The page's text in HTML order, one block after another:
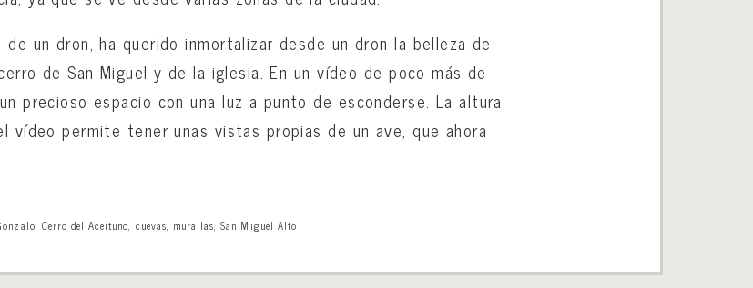
un dron, ha querido inmortalizar desde un dron la belleza de
de San Miguel y de la iglesia. En un vídeo de poco más de
precioso espacio con una luz a punto de esconderse. La altura
vídeo permite tener unas vistas propias de un ave, que ahora
, Cerro del Aceituno, cuevas, murallas,San Miguel Alto